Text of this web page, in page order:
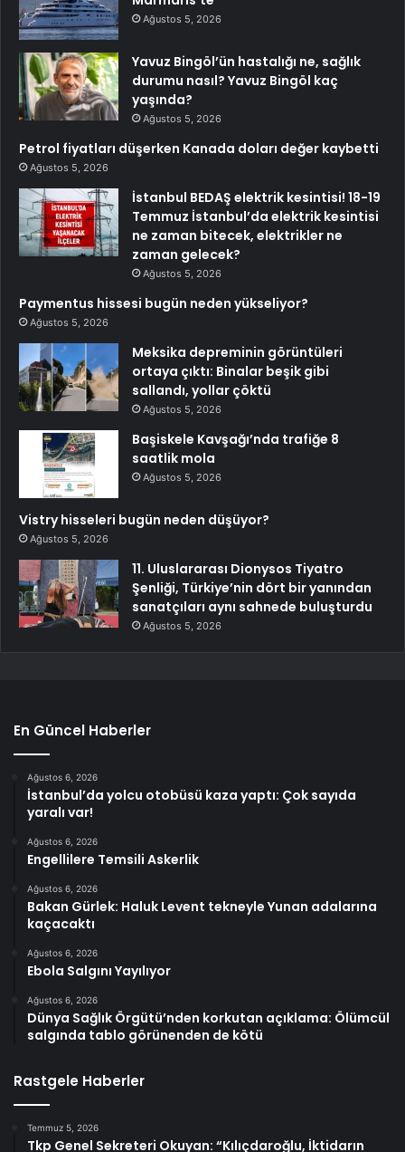
Ağustos 5, 2026
Yavuz Bingöl’ün hastalığı ne, sağlık
durumu nasıl? Yavuz Bingöl kaç
yaşında?
Ağustos 5, 2026
Petrol fiyatları düşerken Kanada doları değer kaybetti
Ağustos 5, 2026
İstanbul BEDAŞ elektrik kesintisi! 18-19
Temmuz İstanbul’da elektrik kesintisi
ne zaman bitecek, elektrikler ne
zaman gelecek?
Ağustos 5, 2026
Paymentus hissesi bugün neden yükseliyor?
Ağustos 5, 2026
Meksika depreminin görüntüleri
ortaya çıktı: Binalar beşik gibi
sallandı, yollar çöktü
Ağustos 5, 2026
Başiskele Kavşağı’nda trafiğe 8
saatlik mola
Ağustos 5, 2026
Vistry hisseleri bugün neden düşüyor?
Ağustos 5, 2026
11. Uluslararası Dionysos Tiyatro
Şenliği, Türkiye’nin dört bir yanından
sanatçıları aynı sahnede buluşturdu
Ağustos 5, 2026
En Güncel Haberler
Ağustos 6, 2026
İstanbul’da yolcu otobüsü kaza yaptı: Çok sayıda
yaralı var!
Ağustos 6, 2026
Engellilere Temsili Askerlik
Ağustos 6, 2026
Bakan Gürlek: Haluk Levent tekneyle Yunan adalarına
kaçacaktı
Ağustos 6, 2026
Ebola Salgını Yayılıyor
Ağustos 6, 2026
Dünya Sağlık Örgütü’nden korkutan açıklama: Ölümcül
salgında tablo görünenden de kötü
Rastgele Haberler
Temmuz 5, 2026
Tkp Genel Sekreteri Okuyan: “Kılıçdaroğlu, İktidarın